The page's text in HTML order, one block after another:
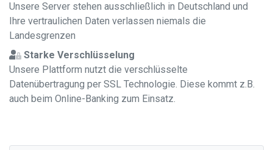
Unsere Server stehen ausschließlich in Deutschland und
Ihre vertraulichen Daten verlassen niemals die
Landesgrenzen
Starke Verschlüsselung
Unsere Plattform nutzt die verschlüsselte
Datenübertragung per SSL Technologie. Diese kommt z.B.
auch beim Online-Banking zum Einsatz.